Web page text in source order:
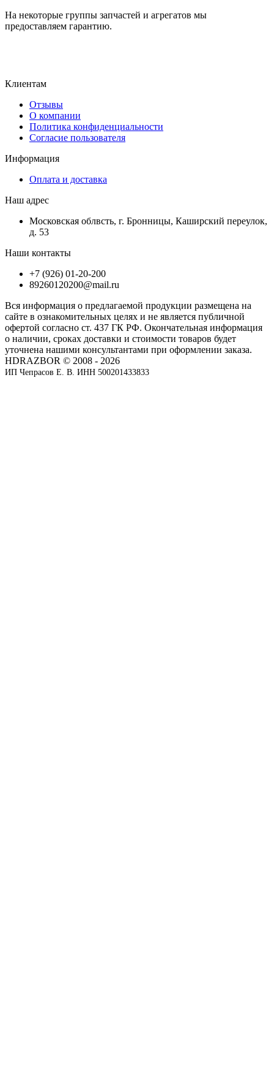
На некоторые группы запчастей и агрегатов мы
предоставляем гарантию.
Клиентам
Отзывы
О компании
Политика конфиденциальности
Согласие пользователя
Информация
Оплата и доставка
Наш адрес
Московская облвсть, г. Бронницы, Каширский переулок,
д. 53
Наши контакты
+7 (926) 01-20-200
89260120200@mail.ru
Вся информация о предлагаемой продукции размещена на
сайте в ознакомительных целях и не является публичной
офертой согласно ст. 437 ГК РФ. Окончательная информация
о наличии, сроках доставки и стоимости товаров будет
уточнена нашими консультантами при оформлении заказа.
HDRAZBOR © 2008 - 2026
ИП Чепрасов Е. В. ИНН 500201433833